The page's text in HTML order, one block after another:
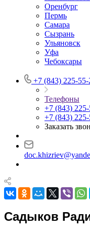
Оренбург
Пермь
Самара
Сызрань
Ульяновск
Уфа
Чебоксары
+7 (843) 225-55-
Телефоны
+7 (843)
+7 (843)
Заказать
Садыков